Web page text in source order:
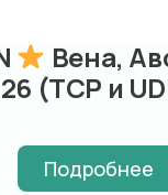
Вена,
(TCP и
Подробнее